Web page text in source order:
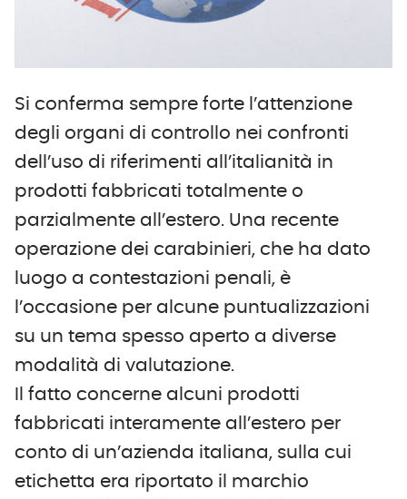
Si conferma sempre forte l’attenzione
degli organi di controllo nei confronti
dell’uso di riferimenti all’italianità in
prodotti fabbricati totalmente o
parzialmente all’estero. Una recente
operazione dei carabinieri, che ha dato
luogo a contestazioni penali, è
l’occasione per alcune puntualizzazioni
su un tema spesso aperto a diverse
modalità di valutazione.
Il fatto concerne alcuni prodotti
fabbricati interamente all’estero per
conto di un’azienda italiana, sulla cui
etichetta era riportato il marchio